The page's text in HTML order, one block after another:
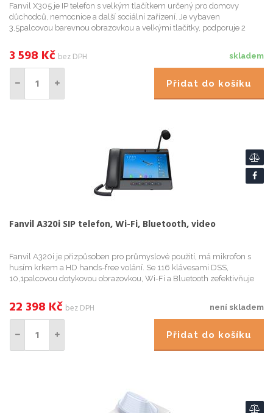
Fanvil X305 je IP telefon s velkým tlačítkem určený pro domovy
důchodců, nemocnice a další sociální zařízení. Je vybaven
3,5palcovou barevnou obrazovkou a velkými tlačítky, podporuje 2
skladem
3 598 Kč bez DPH
Přidat do košíku
Fanvil A320i SIP telefon, Wi-Fi, Bluetooth, video
Fanvil A320i je přizpůsoben pro průmyslové použití, má mikrofon s
husím krkem a HD hands-free volání. Se 116 klávesami DSS,
10,1palcovou dotykovou obrazovkou, Wi-Fi a Bluetooth zefektivňuje
není skladem
22 398 Kč bez DPH
Přidat do košíku